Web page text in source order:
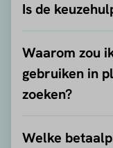
Is de
Waarom zou
gebruiken in
zoeken?
Welke